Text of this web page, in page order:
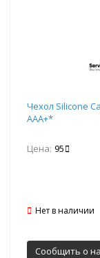
Чехол Silicone
AAA+*
Цена: 95
Нет в наличии
Сообщить о